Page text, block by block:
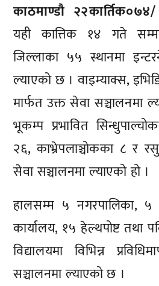
काठमाण्डाै २२कार्तिक०७४/
यही कात्तिक १४ गते
जिल्लाका ५५ स्थानमा
ल्याएको छ । वाइम्याक्स,
मार्फत उक्त सेवा सञ्चालनमा
भूकम्प प्रभावित
२६, काभ्रेपलाञ्चोकका ८ र
सेवा सञ्चालनमा ल्याएको हो ।
हालसम्म ५ नगरपालिका, ५
कार्यालय, १५ हेल्थपोष्ट तथा
विद्यालयमा विभिन्न
सञ्चालनमा ल्याएको छ ।